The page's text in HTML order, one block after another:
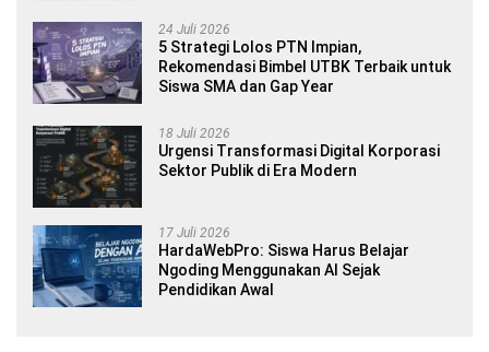
24 Juli 2026
5 Strategi Lolos PTN Impian,
Rekomendasi Bimbel UTBK Terbaik untuk
Siswa SMA dan Gap Year
18 Juli 2026
Urgensi Transformasi Digital Korporasi
Sektor Publik di Era Modern
17 Juli 2026
HardaWebPro: Siswa Harus Belajar
Ngoding Menggunakan AI Sejak
Pendidikan Awal